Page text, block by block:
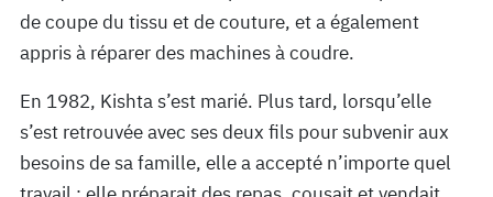
de coupe du tissu et de couture, et a également
appris à réparer des machines à coudre.
En 1982, Kishta s’est marié. Plus tard, lorsqu’elle
s’est retrouvée avec ses deux fils pour subvenir aux
besoins de sa famille, elle a accepté n’importe quel